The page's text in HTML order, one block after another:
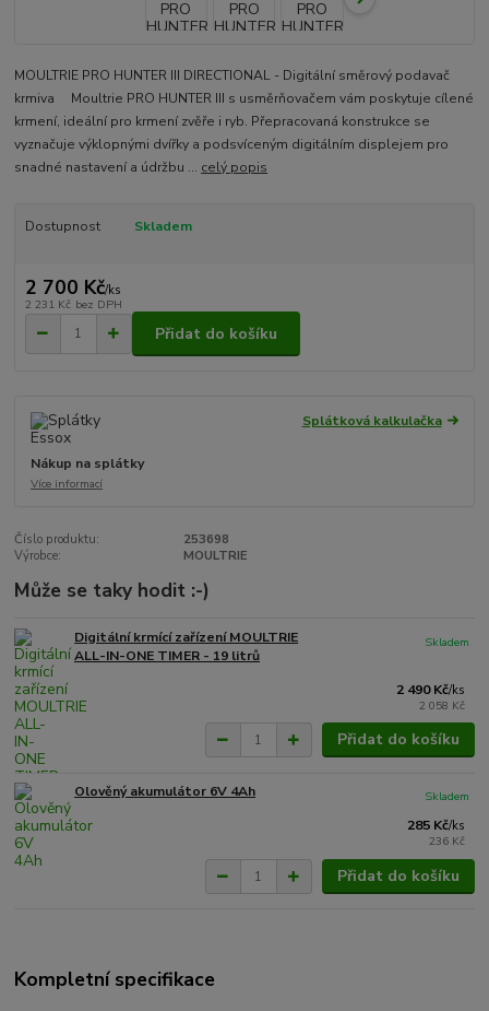
MOULTRIE PRO HUNTER III DIRECTIONAL - Digitální směrový podavač
krmiva Moultrie PRO HUNTER III s usměrňovačem vám poskytuje cílené
krmení, ideální pro krmení zvěře i ryb. Přepracovaná konstrukce se
vyznačuje výklopnými dvířky a podsvíceným digitálním displejem pro
snadné nastavení a údržbu ... celý popis
Dostupnost Skladem
2 700 Kč/ks
2 231 Kč bez DPH
Přidat do košíku
Splátková kalkulačka
Nákup na splátky
Více informací
Číslo produktu:
253698
Výrobce:
MOULTRIE
Může se taky hodit :-)
Digitální krmící zařízení MOULTRIE
ALL-IN-ONE TIMER - 19 litrů
2 490 Kč/ks
2 058 Kč
Skladem
Přidat do košíku
Olověný akumulátor 6V 4Ah
285 Kč/ks
236 Kč
Skladem
Přidat do košíku
Kompletní specifikace